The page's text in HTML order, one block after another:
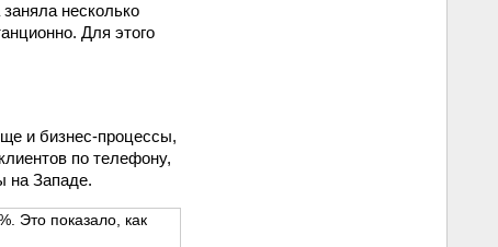
несколько
Для этого
и бизнес-процессы,
по телефону,
на Западе.
Это показало, как